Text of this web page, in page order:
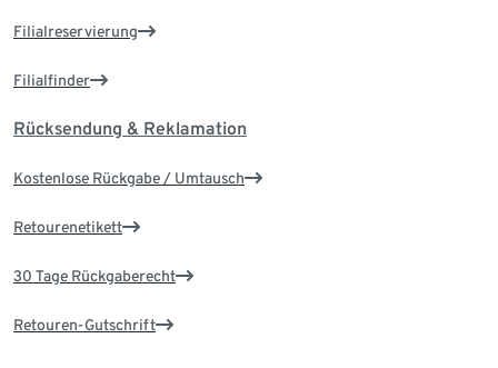
Filialreservierung
Filialfinder
Rücksendung & Reklamation
Kostenlose Rückgabe / Umtausch
Retourenetikett
30 Tage Rückgaberecht
Retouren-Gutschrift